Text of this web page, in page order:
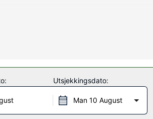
også har kjøleskap og mikrobølgeovn.
og bankettsal. Det enkelt å komme seg
Airport Graceland kan du få deg en
Utsjekkingsdato:
Man 10 August